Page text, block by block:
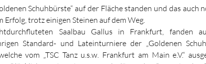
Schuhbürste“ auf der Fläche standen und das auch
Erfolg, trotz einigen Steinen auf dem Weg.
Saalbau Gallus in Frankfurt, fanden
Standard- und Lateinturniere der „Goldenen
vom „TSC Tanz u.s.w. Frankfurt am Main e.V.“